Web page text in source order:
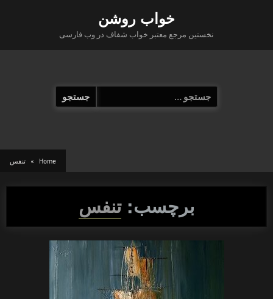
خواب روشن
نخستین مرجع معتبر خواب شفاف در وب فارسی
جستجو
برای:
Home تنفس
برچسب:تنفس